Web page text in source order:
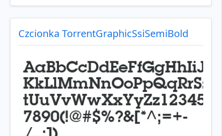
Czcionka TorrentGraphicSsiSemiBold